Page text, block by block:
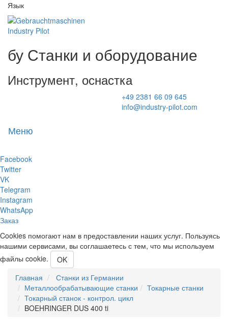
Язык
бу Станки и оборудование
Инструмент, оснастка
+49 2381 66 09 645
info@industry-pilot.com
Меню
Facebook
Twitter
VK
Telegram
Instagram
WhatsApp
Заказ
Cookies помогают нам в предоставлении наших услуг. Пользуясь
нашими сервисами, вы соглашаетесь с тем, что мы используем
файлы cookie.
OK
Главная
Станки из Германии
Металлообрабатывающие станки
Токарные станки
Токарный станок - контрол. цикл
BOEHRINGER DUS 400 ti